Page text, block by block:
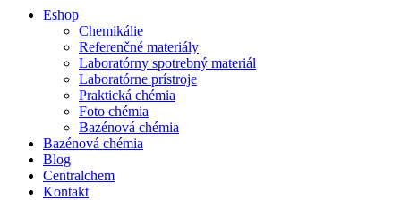
Eshop
Chemikálie
Referenčné materiály
Laboratórny spotrebný materiál
Laboratórne prístroje
Praktická chémia
Foto chémia
Bazénová chémia
Bazénová chémia
Blog
Centralchem
Kontakt